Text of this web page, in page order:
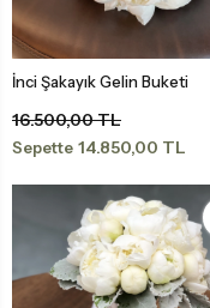
Sepete Ekle
İnci Şakayık Gelin Buketi
16.500,00 TL
Sepette 14.850,00 TL